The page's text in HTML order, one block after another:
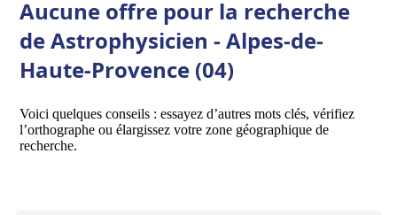
Aucune offre pour la recherche
de Astrophysicien - Alpes-de-
Haute-Provence (04)
Voici quelques conseils : essayez d’autres mots clés, vérifiez
l’orthographe ou élargissez votre zone géographique de
recherche.